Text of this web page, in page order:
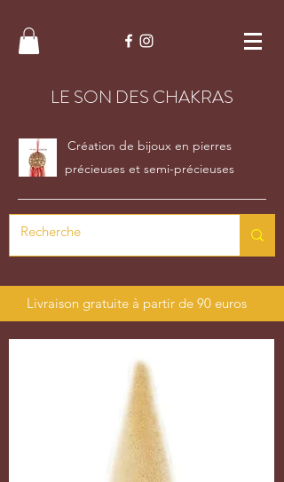
LE SON DES CHAKRAS
Création de bijoux en pierres
précieuses et semi-précieuses
Livraison gratuite à partir de 90 euros